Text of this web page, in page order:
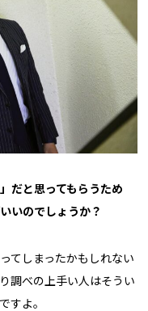
だと思ってもらうため
いのでしょうか？
てしまったかもしれない
調べの上手い人はそうい
すよ。